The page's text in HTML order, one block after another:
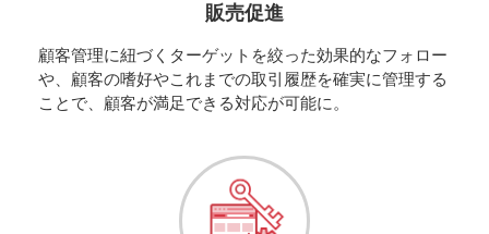
販売促進
顧客管理に紐づくターゲットを絞った効果的なフォロー
や、顧客の嗜好やこれまでの取引履歴を確実に管理する
ことで、顧客が満足できる対応が可能に。